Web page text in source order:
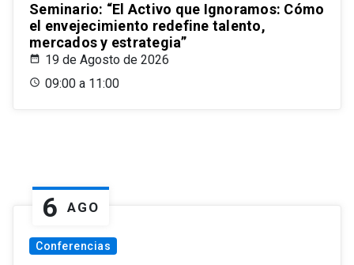
Seminario: “El Activo que Ignoramos: Cómo
el envejecimiento redefine talento,
mercados y estrategia”
19 de Agosto de 2026
09:00 a 11:00
6 AGO
Conferencias